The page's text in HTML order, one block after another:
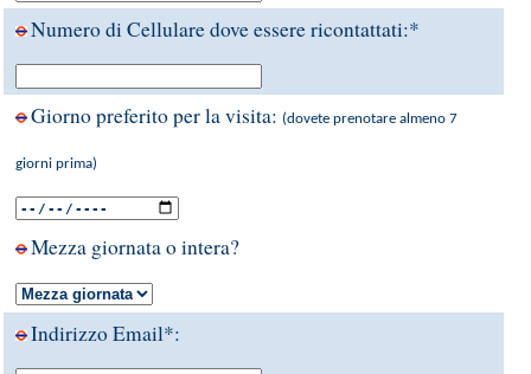
Numero di Cellulare dove essere ricontattati:*
Giorno preferito per la visita: (dovete prenotare almeno 7
giorni prima)
Mezza giornata o intera?
Indirizzo Email*: